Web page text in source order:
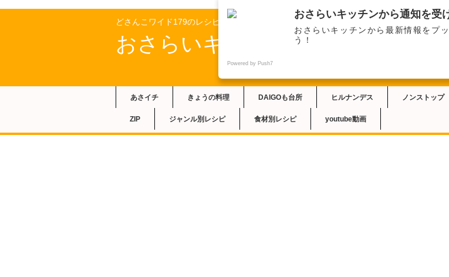
どさんこワイド179のレシピ
おさらいキッチン
あさイチ きょうの料理 DAIGOも台所 ヒルナンデス ノンストップ
ZIP ジャンル別レシピ 食材別レシピ youtube動画
おさらいキッチンから通知を受
おさらいキッチンから最新情報をプ
う！
Powered by Push7